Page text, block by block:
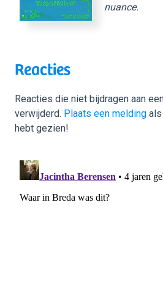
nuance.
Reacties
Reacties die niet bijdragen aan
verwijderd. Plaats een melding
hebt gezien!